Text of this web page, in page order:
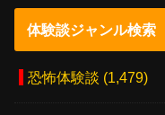
体験談ジャンル検索
恐怖体験談 (1,479)